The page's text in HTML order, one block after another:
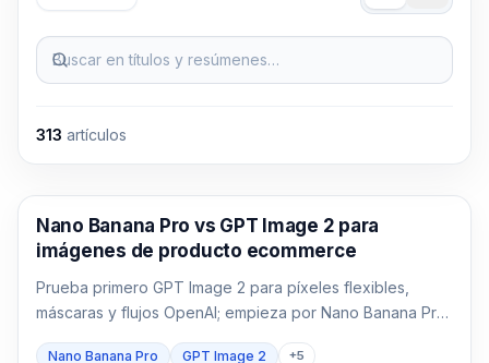
Buscar en títulos y resúmenes…
313 artículos
Generación de imágenes con IA
Nano Banana Pro vs GPT Image 2 para
imágenes de producto ecommerce
Prueba primero GPT Image 2 para píxeles flexibles,
máscaras y flujos OpenAI; empieza por Nano Banana Pro
Nano Banana Pro GPT Image 2 +5